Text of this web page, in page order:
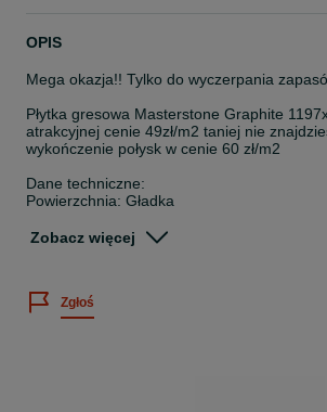
OPIS
Mega okazja!! Tylko do wyczerpania
Płytka gresowa Masterstone Graphite
atrakcyjnej cenie 49zł/m2 taniej nie
wykończenie połysk w cenie 60 zł/m2
Dane techniczne:
Powierzchnia: Gładka
Kolor wiodący: Czarny
Technologia:Gres podbarwiany w masie
Rektyfikacja:Tak
Zobacz więcej
Zgłoś